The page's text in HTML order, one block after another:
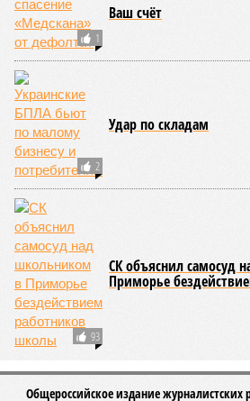
бюджет республики от затрат на
содержание. Дивиденды акционеру
выплачивались, вся прибыль шла на
дороги», – добавил Белозёров.
И в самом деле. Российская сторона
вагоны, по первому чиху
повреждённые стихией, выплатила в
республики 15 млрд рублей налогов,
развитие местной железнодорожной
Из слов Белозёрова и приведённых
вывод о том, что ОАО «РЖД»
деловой активностью, а сугубой
инвестировало, а раздавало
зарабатывало само, а давало
выходит, никак не гарантировало
«Пока самая популярная в Армении
поводу будущего железных дорог
национализировать пути
ничего РЖД не компенсировать.